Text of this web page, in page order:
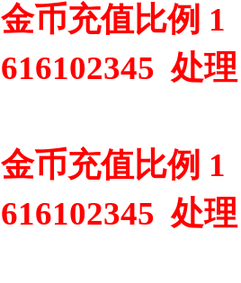
金币充值比例
616102345 处理
金币充值比例
616102345 处理